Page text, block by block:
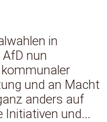
in
nun
und an Macht
anders auf
Initiativen und...